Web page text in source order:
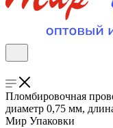
Пломбировочная
диаметр 0,75 мм,
Мир Упаковки